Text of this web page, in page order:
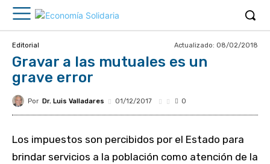
Editorial Actualizado: 08/02/2018
Gravar a las mutuales es un
grave error
Por Dr. Luis Valladares 01/12/2017 0
Los impuestos son percibidos por el Estado para
brindar servicios a la población como atención de la